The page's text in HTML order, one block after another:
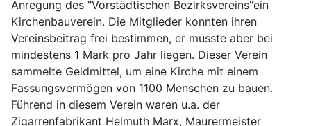
Anregung des "Vorstädtischen Bezirksvereins"ein
Kirchenbauverein. Die Mitglieder konnten ihren
Vereinsbeitrag frei bestimmen, er musste aber bei
mindestens 1 Mark pro Jahr liegen. Dieser Verein
sammelte Geldmittel, um eine Kirche mit einem
Fassungsvermögen von 1100 Menschen zu bauen.
Führend in diesem Verein waren u.a. der
Zigarrenfabrikant Helmuth Marx, Maurermeister